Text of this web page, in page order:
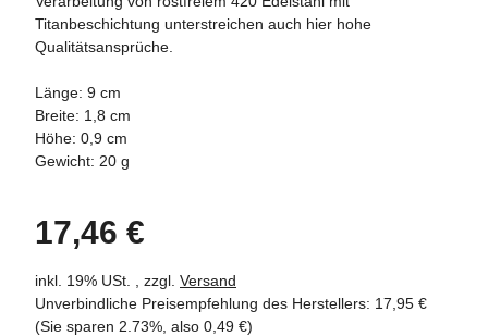
Titanbeschichtung unterstreichen auch hier hohe
Qualitätsansprüche.
Länge: 9 cm
Breite: 1,8 cm
Höhe: 0,9 cm
Gewicht: 20 g
17,46 €
inkl. 19% USt. , zzgl. Versand
Unverbindliche Preisempfehlung des Herstellers: 17,95 €
(Sie sparen 2.73% , also 0,49 €)